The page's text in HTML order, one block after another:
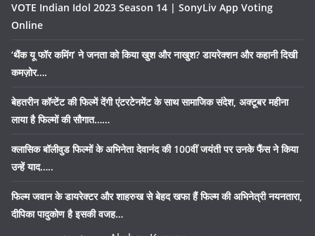
VOTE Indian Idol 2023 Season 14 | SonyLiv App Voting
Online
‘थैंक यू फॉर कमिंग’ ने जनता को किया खुश और नाखुश? डायरेक्शन और कहानी दिखी
कमज़ोर….
बेहतरीन कॉन्टेंट की फिल्में देंगी एंटरटेनमेंट के साथ सामाजिक संदेश, अक्टूबर महीना
लाया है फिल्मों की सौगात……
क्लासिक बॉलीवुड फिल्मों के अभिनेता देवानंद की 100वीं जयंती पर उनके फैंस ने किया
उन्हें याद…..
फिल्म जवान के डायरेक्टर और शाहरुख से बेहद खफा हैं फिल्म की अभिनेत्री नयनतारा,
दीपिका पादुकोण है इसकी वजह…